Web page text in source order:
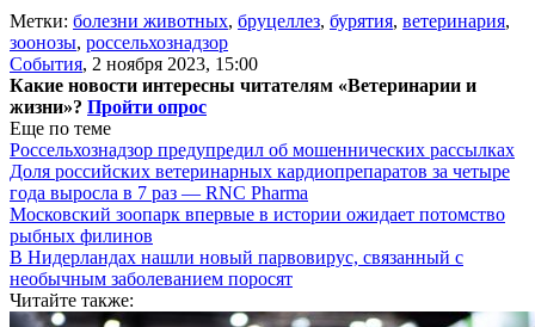
Метки: болезни животных, бруцеллез, бурятия, ветеринария,
зоонозы, россельхознадзор
События, 2 ноября 2023, 15:00
Какие новости интересны читателям «Ветеринарии и
жизни»? Пройти опрос
Еще по теме
Россельхознадзор предупредил об мошеннических рассылках
Доля российских ветеринарных кардиопрепаратов за четыре
года выросла в 7 раз — RNC Pharma
Московский зоопарк впервые в истории ожидает потомство
рыбных филинов
В Нидерландах нашли новый парвовирус, связанный с
необычным заболеванием поросят
Читайте также: